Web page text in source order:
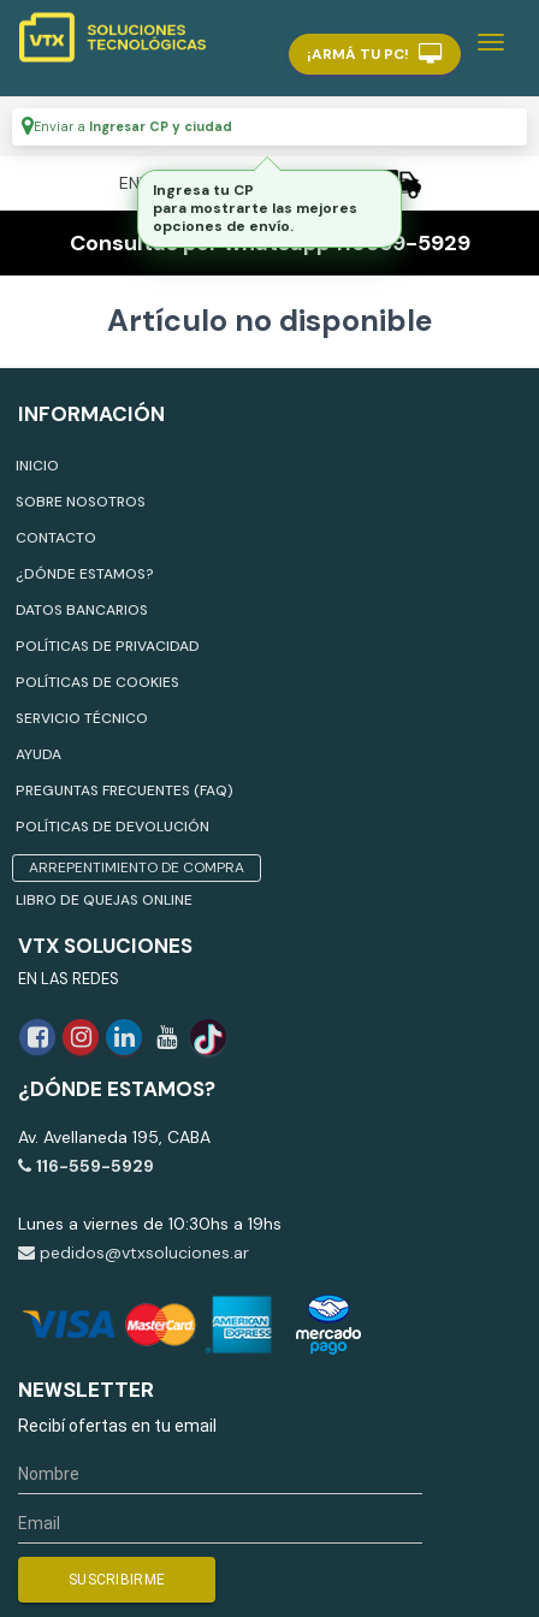
¡ARMÁ TU PC!
Enviar a Ingresar CP y ciudad
ENVÍO GRATIS A TODO EL PAÍS
Consultas por whatsapp 116559-5929
Artículo no disponible
INFORMACIÓN
INICIO
SOBRE NOSOTROS
CONTACTO
¿DÓNDE ESTAMOS?
DATOS BANCARIOS
POLÍTICAS DE PRIVACIDAD
POLÍTICAS DE COOKIES
SERVICIO TÉCNICO
AYUDA
PREGUNTAS FRECUENTES (FAQ)
POLÍTICAS DE DEVOLUCIÓN
ARREPENTIMIENTO DE COMPRA
LIBRO DE QUEJAS ONLINE
VTX SOLUCIONES
EN LAS REDES
¿DÓNDE ESTAMOS?
Av. Avellaneda 195, CABA
116-559-5929
Lunes a viernes de 10:30hs a 19hs
pedidos@vtxsoluciones.ar
NEWSLETTER
Recibí ofertas en tu email
Ingresa tu CP
para mostrarte las mejores
opciones de envío.